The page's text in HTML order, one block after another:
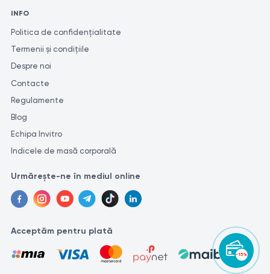
-15%
INFO
Politica de confidențialitate
Termenii și condițiile
Despre noi
Contacte
Regulamente
Blog
Echipa Invitro
Indicele de masă corporală
Urmărește-ne în mediul online
Acceptăm pentru plată